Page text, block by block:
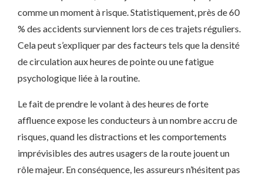
comme un moment à risque. Statistiquement, près de 60
% des accidents surviennent lors de ces trajets réguliers.
Cela peut s’expliquer par des facteurs tels que la densité
de circulation aux heures de pointe ou une fatigue
psychologique liée à la routine.
Le fait de prendre le volant à des heures de forte
affluence expose les conducteurs à un nombre accru de
risques, quand les distractions et les comportements
imprévisibles des autres usagers de la route jouent un
rôle majeur. En conséquence, les assureurs n’hésitent pas